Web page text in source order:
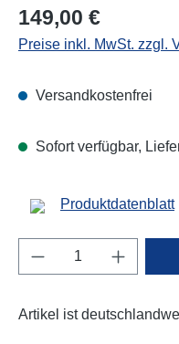
Regulärer Preis:
149,00 €
Preise inkl. MwSt. zzgl.
Versandkostenfrei
Sofort verfügbar,
Produktdatenblatt
Produkt Anzahl:
Artikel ist